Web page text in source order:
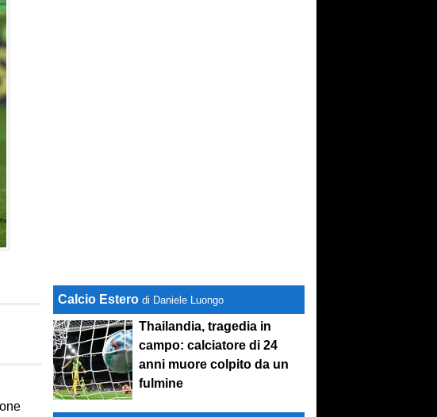
Calcio Estero di Daniele Luongo
Thailandia, tragedia in
campo: calciatore di 24
anni muore colpito da un
fulmine